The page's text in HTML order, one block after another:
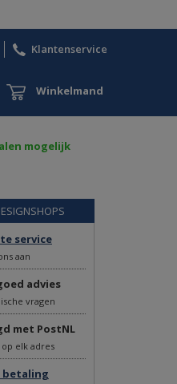
Klantenservice
Winkelmand
mogelijk
service
aan
advies
vragen
met PostNL
elk adres
betaling